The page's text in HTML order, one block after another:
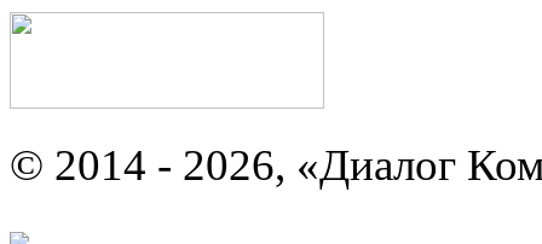
© 2014 - 2026, «Диалог